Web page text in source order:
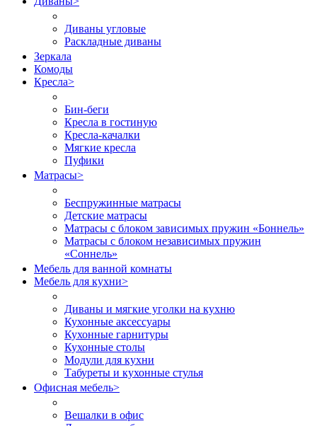
Диваны угловые
Раскладные диваны
Зеркала
Комоды
Кресла>
Бин-беги
Кресла в гостиную
Кресла-качалки
Мягкие кресла
Пуфики
Матрасы>
Беспружинные матрасы
Детские матрасы
Матрасы с блоком зависимых пружин «Боннель»
Матрасы с блоком независимых пружин
«Соннель»
Мебель для ванной комнаты
Мебель для кухни>
Диваны и мягкие уголки на кухню
Кухонные аксессуары
Кухонные гарнитуры
Кухонные столы
Модули для кухни
Табуреты и кухонные стулья
Офисная мебель>
Вешалки в офис